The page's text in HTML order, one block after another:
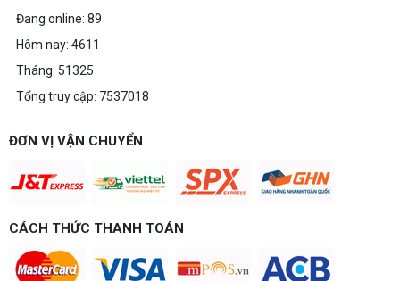
Đang online: 89
Hôm nay: 4611
Tháng: 51325
Tổng truy cập: 7537018
ĐƠN VỊ VẬN CHUYỂN
CÁCH THỨC THANH TOÁN